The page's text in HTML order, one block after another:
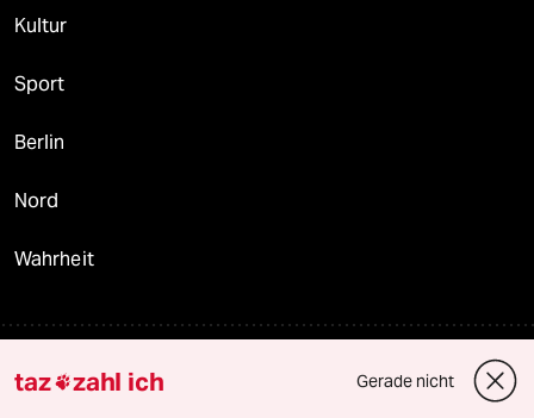
Kultur
Sport
Berlin
Nord
Wahrheit
Themen
taz zahl ich Gerade nicht